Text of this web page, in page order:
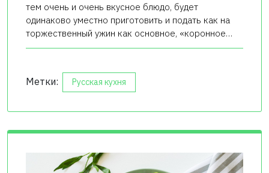
тем очень и очень вкусное блюдо, будет
одинаково уместно приготовить и подать как на
торжественный ужин как основное, «коронное…
Метки: Русская кухня